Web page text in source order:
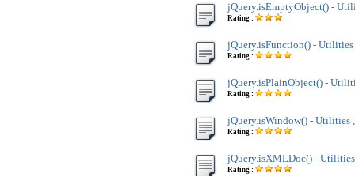
jQuery.isEmptyObject() -
Rating :
jQuery.isFunction() - Utilities
Rating :
jQuery.isPlainObject() -
Rating :
jQuery.isWindow() - Utilities
Rating :
jQuery.isXMLDoc() -
Rating :